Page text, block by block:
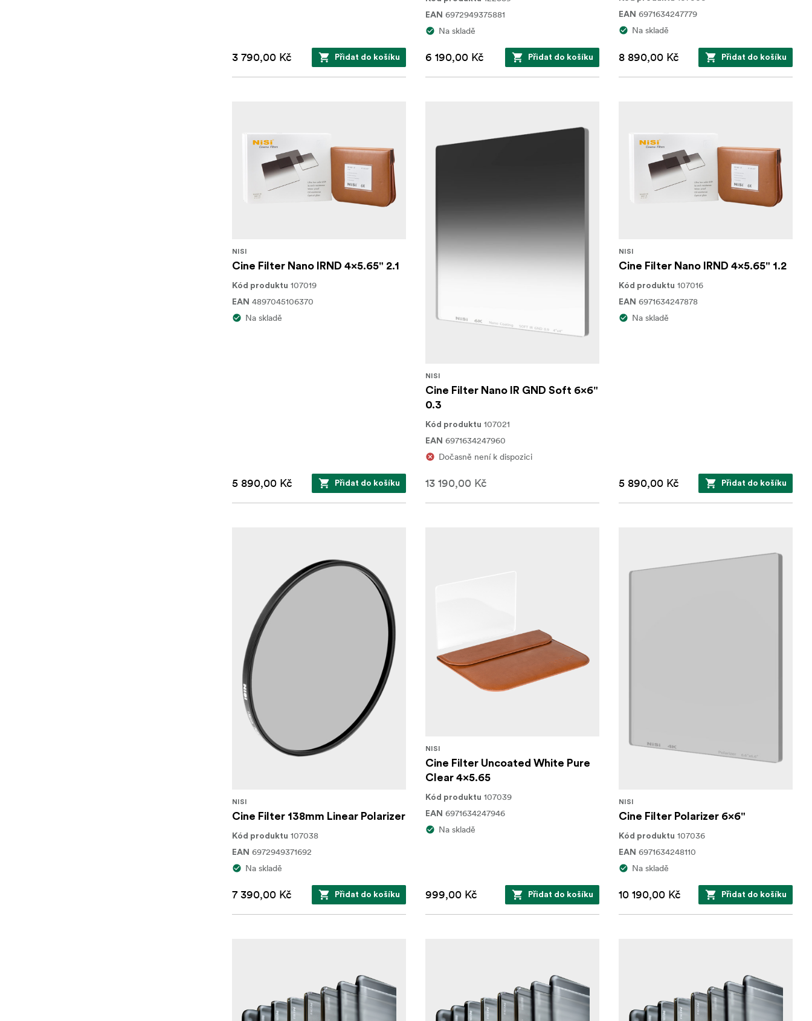
3 790,00 Kč Přidat do košíku
EAN 6972949375881
Na skladě
6 190,00 Kč Přidat do košíku
EAN 6971634247779
Na skladě
8 890,00 Kč Přidat do košíku
NISI
Cine Filter Nano IRND 4x5.65" 2.1
Kód produktu 107019
EAN 4897045106370
Na skladě
5 890,00 Kč Přidat do košíku
NISI
Cine Filter Nano IR GND Soft 6x6"
0.3
Kód produktu 107021
EAN 6971634247960
Dočasně není k dispozici
13 190,00 Kč
NISI
Cine Filter Nano IRND 4x5.65" 1.2
Kód produktu 107016
EAN 6971634247878
Na skladě
5 890,00 Kč Přidat do košíku
NISI
Cine Filter 138mm Linear Polarizer
Kód produktu 107038
EAN 6972949371692
Na skladě
7 390,00 Kč Přidat do košíku
NISI
Cine Filter Uncoated White Pure
Clear 4x5.65
Kód produktu 107039
EAN 6971634247946
Na skladě
999,00 Kč Přidat do košíku
NISI
Cine Filter Polarizer 6x6"
Kód produktu 107036
EAN 6971634248110
Na skladě
10 190,00 Kč Přidat do košíku